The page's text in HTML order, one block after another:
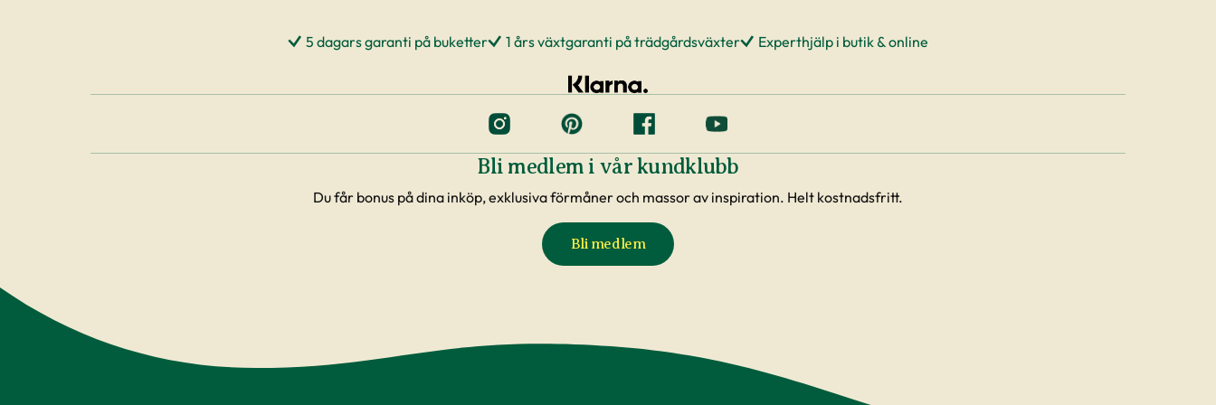
5 dagars garanti på buketter 1 års växtgaranti på trädgårdsväxter Experthjälp i butik & online
Bli medlem i vår kundklubb
Du får bonus på dina inköp, exklusiva förmåner och massor av inspiration. Helt kostnadsfritt.
Bli medlem